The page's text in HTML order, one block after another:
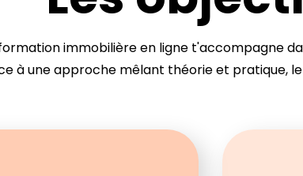
immobilière en ligne t'accompagne
à une approche mêlant théorie et pratique,